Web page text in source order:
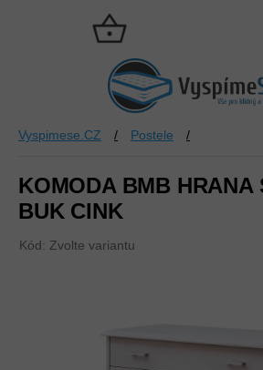
NÁKUPNÍ
KOŠÍK
Vyspimese.CZ / Postele /
KOMODA BMB HRANA
BUK CINK
Kód: Zvolte variantu